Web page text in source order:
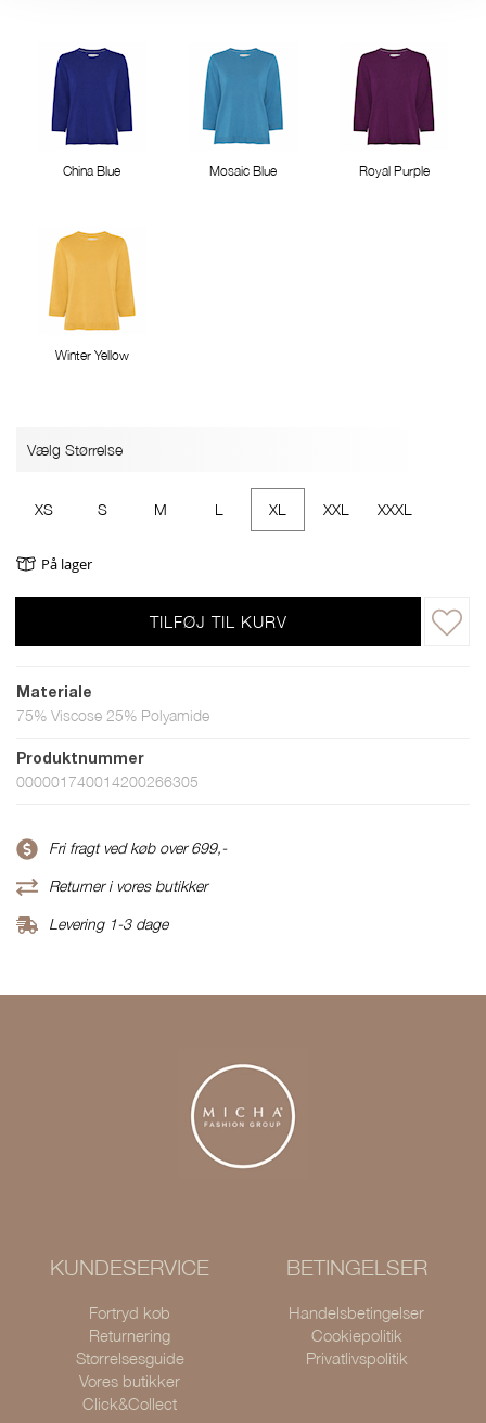
China Blue Mosaic Blue Royal Purple
Winter Yellow
Vælg Størrelse
XS S M L XL XXL XXXL
På lager
TILFØJ TIL KURV
Materiale
75% Viscose 25% Polyamide
Produktnummer
000001740014200266305
Fri fragt ved køb over 699,-
Returner i vores butikker
Levering 1-3 dage
KUNDESERVICE
Fortryd køb
Returnering
Størrelsesguide
Vores butikker
Click&Collect
BETINGELSER
Handelsbetingelser
Cookiepolitik
Privatlivspolitik